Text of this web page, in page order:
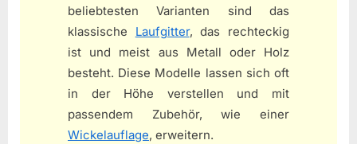
beliebtesten Varianten sind das
klassische Laufgitter, das rechteckig
ist und meist aus Metall oder Holz
besteht. Diese Modelle lassen sich oft
in der Höhe verstellen und mit
passendem Zubehör, wie einer
Wickelauflage, erweitern.